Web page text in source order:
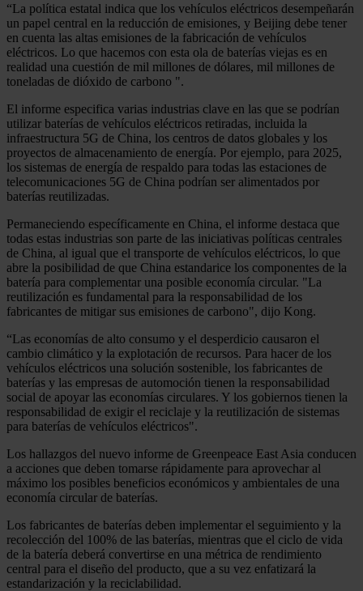
“La política estatal indica que los vehículos eléctricos desempeñarán
un papel central en la reducción de emisiones, y Beijing debe tener
en cuenta las altas emisiones de la fabricación de vehículos
eléctricos. Lo que hacemos con esta ola de baterías viejas es en
realidad una cuestión de mil millones de dólares, mil millones de
toneladas de dióxido de carbono ".
El informe especifica varias industrias clave en las que se podrían
utilizar baterías de vehículos eléctricos retiradas, incluida la
infraestructura 5G de China, los centros de datos globales y los
proyectos de almacenamiento de energía. Por ejemplo, para 2025,
los sistemas de energía de respaldo para todas las estaciones de
telecomunicaciones 5G de China podrían ser alimentados por
baterías reutilizadas.
Permaneciendo específicamente en China, el informe destaca que
todas estas industrias son parte de las iniciativas políticas centrales
de China, al igual que el transporte de vehículos eléctricos, lo que
abre la posibilidad de que China estandarice los componentes de la
batería para complementar una posible economía circular. "La
reutilización es fundamental para la responsabilidad de los
fabricantes de mitigar sus emisiones de carbono", dijo Kong.
“Las economías de alto consumo y el desperdicio causaron el
cambio climático y la explotación de recursos. Para hacer de los
vehículos eléctricos una solución sostenible, los fabricantes de
baterías y las empresas de automoción tienen la responsabilidad
social de apoyar las economías circulares. Y los gobiernos tienen la
responsabilidad de exigir el reciclaje y la reutilización de sistemas
para baterías de vehículos eléctricos".
Los hallazgos del nuevo informe de Greenpeace East Asia conducen
a acciones que deben tomarse rápidamente para aprovechar al
máximo los posibles beneficios económicos y ambientales de una
economía circular de baterías.
Los fabricantes de baterías deben implementar el seguimiento y la
recolección del 100% de las baterías, mientras que el ciclo de vida
de la batería deberá convertirse en una métrica de rendimiento
central para el diseño del producto, que a su vez enfatizará la
estandarización y la reciclabilidad.